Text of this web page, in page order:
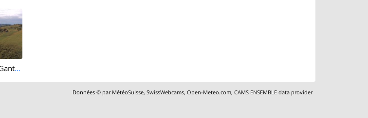
South-east: Gantrisch Nature Park
Données © par MétéoSuisse,SwissWebcams,Open-Meteo.com,CAMS ENSEMBLE data provider